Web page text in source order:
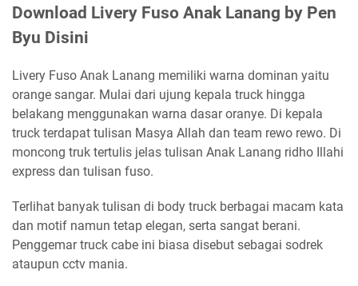
Download Livery Fuso Anak Lanang by Pen
Byu Disini
Livery Fuso Anak Lanang memiliki warna dominan yaitu
orange sangar. Mulai dari ujung kepala truck hingga
belakang menggunakan warna dasar oranye. Di kepala
truck terdapat tulisan Masya Allah dan team rewo rewo. Di
moncong truk tertulis jelas tulisan Anak Lanang ridho Illahi
express dan tulisan fuso.
Terlihat banyak tulisan di body truck berbagai macam kata
dan motif namun tetap elegan, serta sangat berani.
Penggemar truck cabe ini biasa disebut sebagai sodrek
ataupun cctv mania.